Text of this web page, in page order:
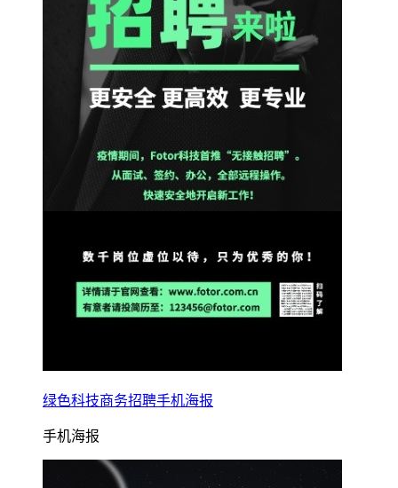
绿色科技商务招聘手机海报
手机海报